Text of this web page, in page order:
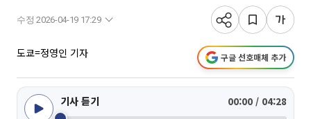
수정 2026-04-19 17:29
도쿄=정영인 기자 구글 선호매체 추가
기사 듣기 00:00 / 04:28